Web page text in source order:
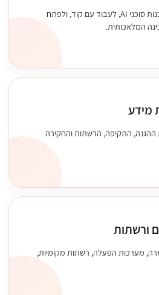
מתאים למי שרוצה ללמוד לבנות סוכני AI, לעבוד עם קוד, ולפתח
המלאכותית.
מידע
התקיפה, הרשתות והחקירה
ורשתות
מערכות הפעלה, רשתות מקומיות,